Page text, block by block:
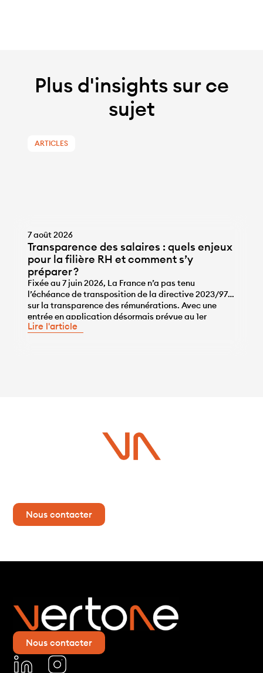
Plus d'insights sur ce
sujet
ARTICLES
7 août 2026
Transparence des salaires : quels enjeux
pour la filière RH et comment s’y
préparer ?
Fixée au 7 juin 2026, La France n’a pas tenu
l’échéance de transposition de la directive 2023/970
sur la transparence des rémunérations. Avec une
entrée en application désormais prévue au 1er
janvier 2028, les entreprises disposent de l’année
...
Lire l'article
Nous contacter
Nous contacter